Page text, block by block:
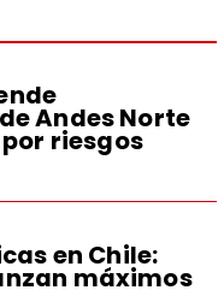
Andes Norte
por riesgos
en Chile:
máximos